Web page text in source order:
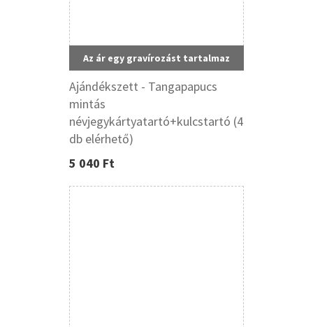
Az ár egy gravírozást tartalmaz
Ajándékszett - Tangapapucs
mintás
névjegykártyatartó+kulcstartó (4
db elérhető)
5 040 Ft